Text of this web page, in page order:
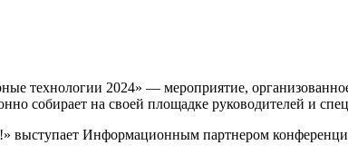
технологии 2024» — мероприятие,
собирает на своей площадке руководителей и
Информационным партнером